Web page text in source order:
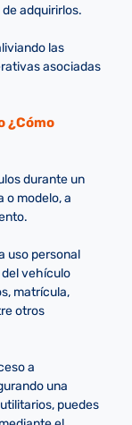
adquirirlos.
las
asociadas
¿Cómo
durante un
o modelo, a
uso personal
vehículo
matrícula,
otros
a
una
puedes